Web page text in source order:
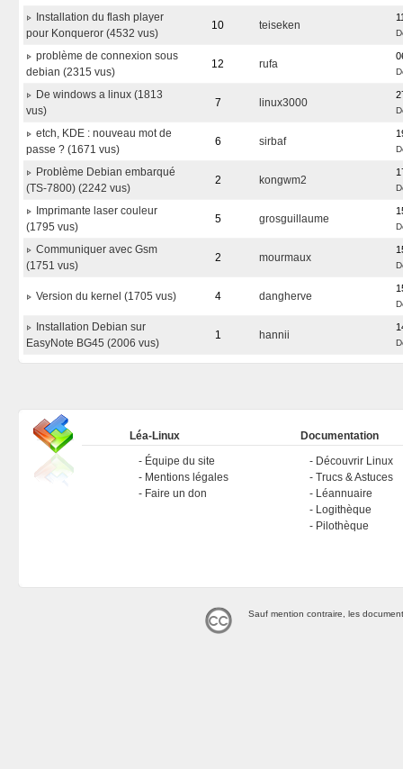
Installation du flash player
pour Konqueror (4532 vus)
10 teiseken
problème de connexion sous
debian (2315 vus)
12 rufa
De windows a linux (1813
vus)
7 linux3000
etch, KDE : nouveau mot de
passe ? (1671 vus)
6 sirbaf
Problème Debian embarqué
(TS-7800) (2242 vus)
2 kongwm2
Imprimante laser couleur
(1795 vus)
5 grosguillaume
Communiquer avec Gsm
(1751 vus)
2 mourmaux
Version du kernel (1705 vus) 4 dangherve
Installation Debian sur
EasyNote BG45 (2006 vus)
1 hannii
Léa-Linux
Équipe du site
Mentions légales
Faire un don
Documentation
Découvrir Linux
Trucs & Astuces
Léannuaire
Logithèque
Pilothèque
Sauf mention contraire, les